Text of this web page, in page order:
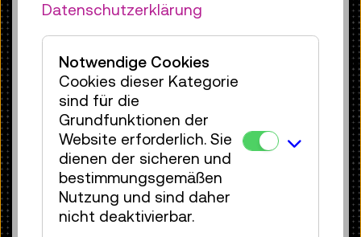
Einer der KI-Forschungsschwerpunkte:
Machine Learning. Dabei werden
Algorithmen verwendet, um Daten zu
analysieren und digitale Zwillinge so zu
trainieren, dass sie Voraussagen
machen können, wie sich die Maschine
verhalten wird. Seit März 2021 ist die
Pilotfabrik Teil des bilateralen Projekts
EuProGigant, das die Plattform GAIA-X
nutzt, die eine sichere europäische
Dateninfrastruktur schaffen soll. „Es
Datenschutzerklärung
Notwendige Cookies
Cookies dieser Kategorie
sind für die
Grundfunktionen der
Website erforderlich. Sie
dienen der sicheren und
bestimmungsgemäßen
Nutzung und sind daher
nicht deaktivierbar.